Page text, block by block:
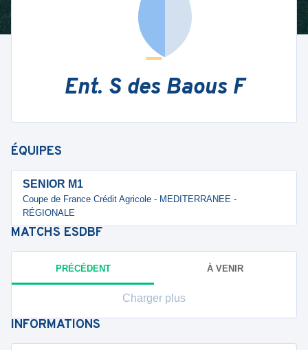
Ent. S des Baous F
ÉQUIPES
SENIOR M1
Coupe de France Crédit Agricole - MEDITERRANEE -
RÉGIONALE
MATCHS ESDBF
PRÉCÉDENT À VENIR
Charger plus
INFORMATIONS